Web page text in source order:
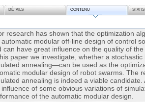
DÉTAILS CONTENU
research has shown that the optimization
automatic modular off-line design of control
can have great influence on the quality of
paper we investigate, whether a
annealing—can be used as the
modular design of robot swarms. The
annealing is indeed a viable candidate.
influence of some obvious variations of
of the automatic modular design.